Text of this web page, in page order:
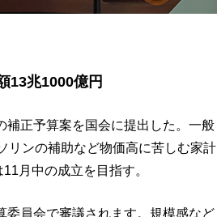
13兆1000億円
補正予算案を国会に提出した。一般
リンの補助など物価高に苦しむ家計
月中の成立を目指す。
委員会で審議されます。規模感など